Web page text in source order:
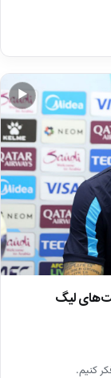
▶
لیگ
کنیم.